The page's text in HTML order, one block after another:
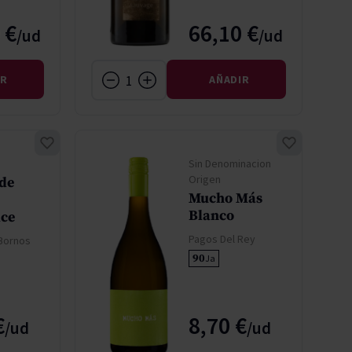
66,10 €
AÑADIR
Sin Denominacion
Origen
Mucho Más
Blanco
Pagos Del Rey
90Ja
8,70 €